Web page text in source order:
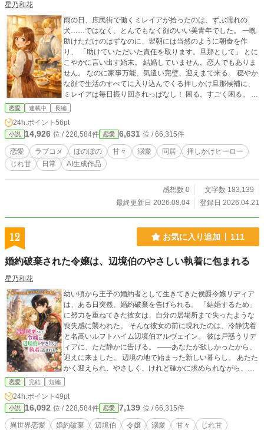
星乃和花
雨の日、庶民街で働くミレイアが拾ったのは、ずぶ濡れの
犬……ではなく、とんでもなく顔のいい美青年でした。 一晩
助けただけのはずなのに、翌朝には当然のように朝食を作
り、 「助けていただいた責任を取ります。旦那として」 とに
こやかに言い出す始末。 結婚していません。恋人でもありま
せん。 なのに家事万能、気遣い完璧、迎えまで来る。 穏やか
な顔で生活のすべてに入り込んでくる押しかけ旦那候補に、
ミレイアは毎日振り回されっぱなし！ 困る。すごく困る。 で
も、いないと少しだけ静かすぎる――。 押しかけ美青年×愛
じわ距離が近づく同居ラブコメです。 ˖ . ݁𝜗𝜚. ݁₊火木土21:00更
新ー全50話 内訳： 【本編】明るくハイテンポな掛け合いの
中で、ぐいぐい距離を詰めてくるヒーローと、慣れそうで慣
れないヒロインの関係が少しずつ変わっていくラブコメで
す。（全16話＋エピローグ） 【番外編】本編後の番外編で
「おかえり」「また明日」――そんな小さな言葉や仕草が、
少しずつ特別になっていく甘い後日談です。大事件はないの
恋愛 連載中 長編
24h.ポイント 56pt
小説 14,926 位 / 228,584件 恋愛 6,631 位 / 66,315件
恋愛 ラブコメ ほのぼの 甘々 溺愛 同居
押しかけヒーロー
じれ甘
日常 AI生成作品
感想数 0
文字数 183,139
最終更新日 2026.08.04
登録日 2026.04.21
12 お気に入り追加 111
婚約破棄された令嬢は、辺境伯のやさしい執着に包まれる
星乃和花
幼い頃から王子の婚約者として生きてきた侯爵令嬢リディア
は、ある日突然、婚約破棄を告げられる。 「結婚するため」
に努力を重ねてきた彼女は、自分の居場所まで失ったような
喪失感に襲われた。 そんな彼女の前に現れたのは、冷静沈着
と名高いルフトハイム辺境伯アルヴェイン。 彼は戸惑うリデ
ィアに、ただ静かに告げる。 ――あなたが欲しかったから、
迎えに来ました。 辺境の地で始まった新しい暮らし。 あたた
かく迎えられ、やさしく、けれど確かに求められながら、リ
ディアは少しずつ「役目」ではなく「自分自身」が愛される
と、ヒロインに懐いた厳つい魔獣。 これは、恋を知らなかっ
た令嬢が、辺境で帰る場所と初めての恋を見つける甘くてや
さしい物語。 （完結済ー本編12話＋後日談2話）
恋愛 完結 短編
24h.ポイント 49pt
小説 16,092 位 / 228,584件 恋愛 7,139 位 / 66,315件
異世界恋愛 婚約破棄 辺境伯 令嬢 溺愛 甘々
じれ甘